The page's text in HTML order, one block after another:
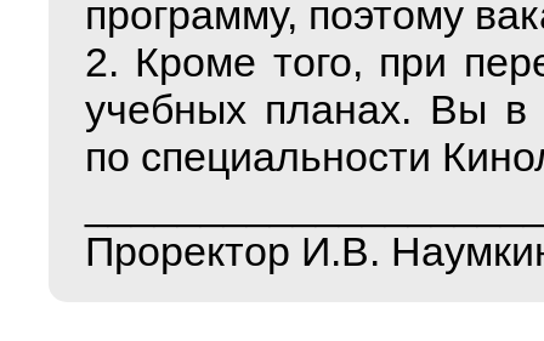
программу, поэтому
2. Кроме того, при
учебных планах. Вы в
по специальности
Проректор И.В.